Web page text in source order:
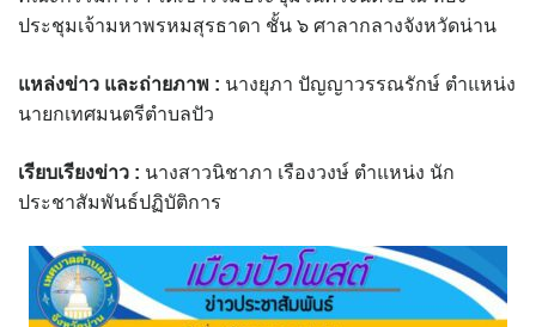
การเปิดเผยข้อมูลข่าวสารปี 2566 integrity transparency
assessment ITA2023
ข้อกำหนดการใช้งาน
ข้อมูลประชากร
ข้อมูลพื้นฐานของศูนย์บริการนักท่องเที่ยว เทศบาลตำบลปัว
ขั้นตอนการขอรับบริการ
ประชุมเจ้ามหาพรหมสุรธาดา ชั้น ๖ ศาลากลางจังหวัดน่าน
แหล่งข่าว และถ่ายภาพ : นางยุภา ปัญญาวรรณรักษ์ ตำแหน่ง
นายกเทศมนตรีตำบลปัว
เรียบเรียงข่าว : นางสาวนิชาภา เรืองวงษ์ ตำแหน่ง นัก
ประชาสัมพันธ์ปฏิบัติการ